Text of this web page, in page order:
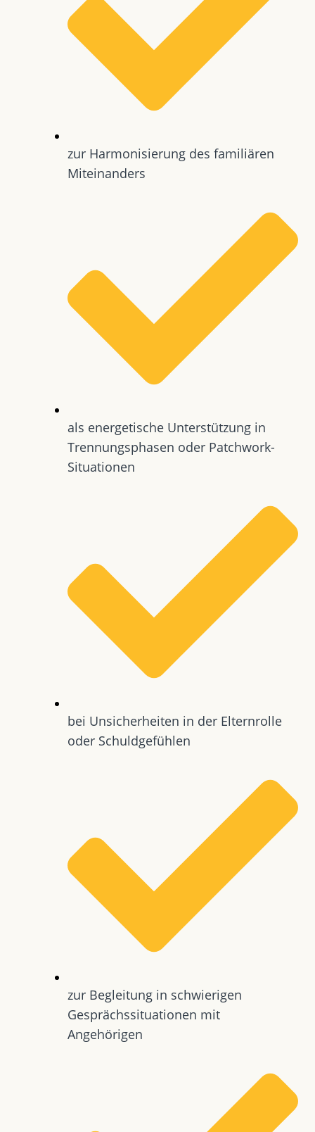
zur Harmonisierung des familiären
Miteinanders
als energetische Unterstützung in
Trennungsphasen oder Patchwork-
Situationen
bei Unsicherheiten in der Elternrolle
oder Schuldgefühlen
zur Begleitung in schwierigen
Gesprächssituationen mit
Angehörigen